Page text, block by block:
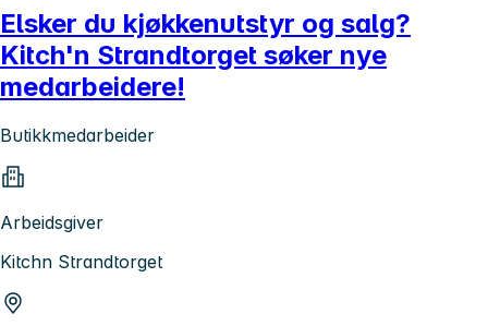
Elsker du kjøkkenutstyr og salg?
Kitch'n Strandtorget søker nye
medarbeidere!
Butikkmedarbeider
Arbeidsgiver
Kitchn Strandtorget